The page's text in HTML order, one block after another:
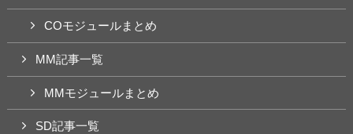
COモジュールまとめ
MM記事一覧
MMモジュールまとめ
SD記事一覧